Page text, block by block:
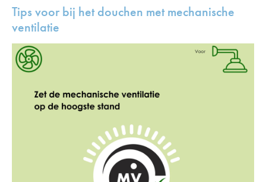
Tips voor bij het douchen met mechanische
ventilatie